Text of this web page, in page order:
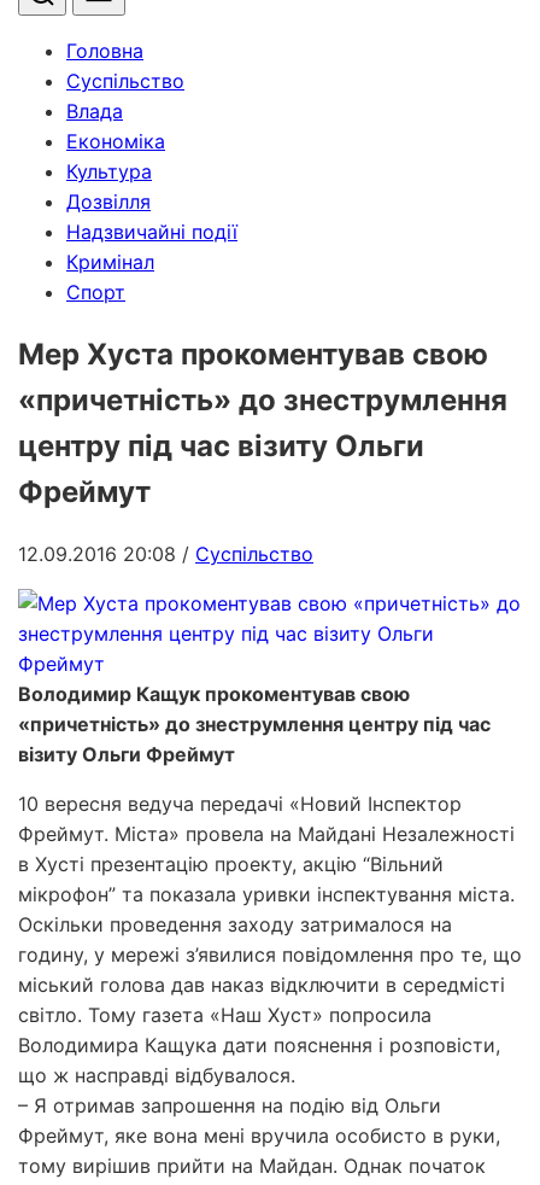
Головна
Суспільство
Влада
Економіка
Культура
Дозвілля
Надзвичайні події
Кримінал
Спорт
Мер Хуста прокоментував свою
«причетність» до знеструмлення
центру під час візиту Ольги
Фреймут
12.09.2016 20:08 / Суспільство
Володимир Кащук прокоментував свою
«причетність» до знеструмлення центру під час
візиту Ольги Фреймут
10 вересня ведуча передачі «Новий Інспектор
Фреймут. Міста» провела на Майдані Незалежності
в Хусті презентацію проекту, акцію “Вільний
мікрофон” та показала уривки інспектування міста.
Оскільки проведення заходу затрималося на
годину, у мережі з’явилися повідомлення про те, що
міський голова дав наказ відключити в середмісті
світло. Тому газета «Наш Хуст» попросила
Володимира Кащука дати пояснення і розповісти,
що ж насправді відбувалося.
– Я отримав запрошення на подію від Ольги
Фреймут, яке вона мені вручила особисто в руки,
тому вирішив прийти на Майдан. Однак початок